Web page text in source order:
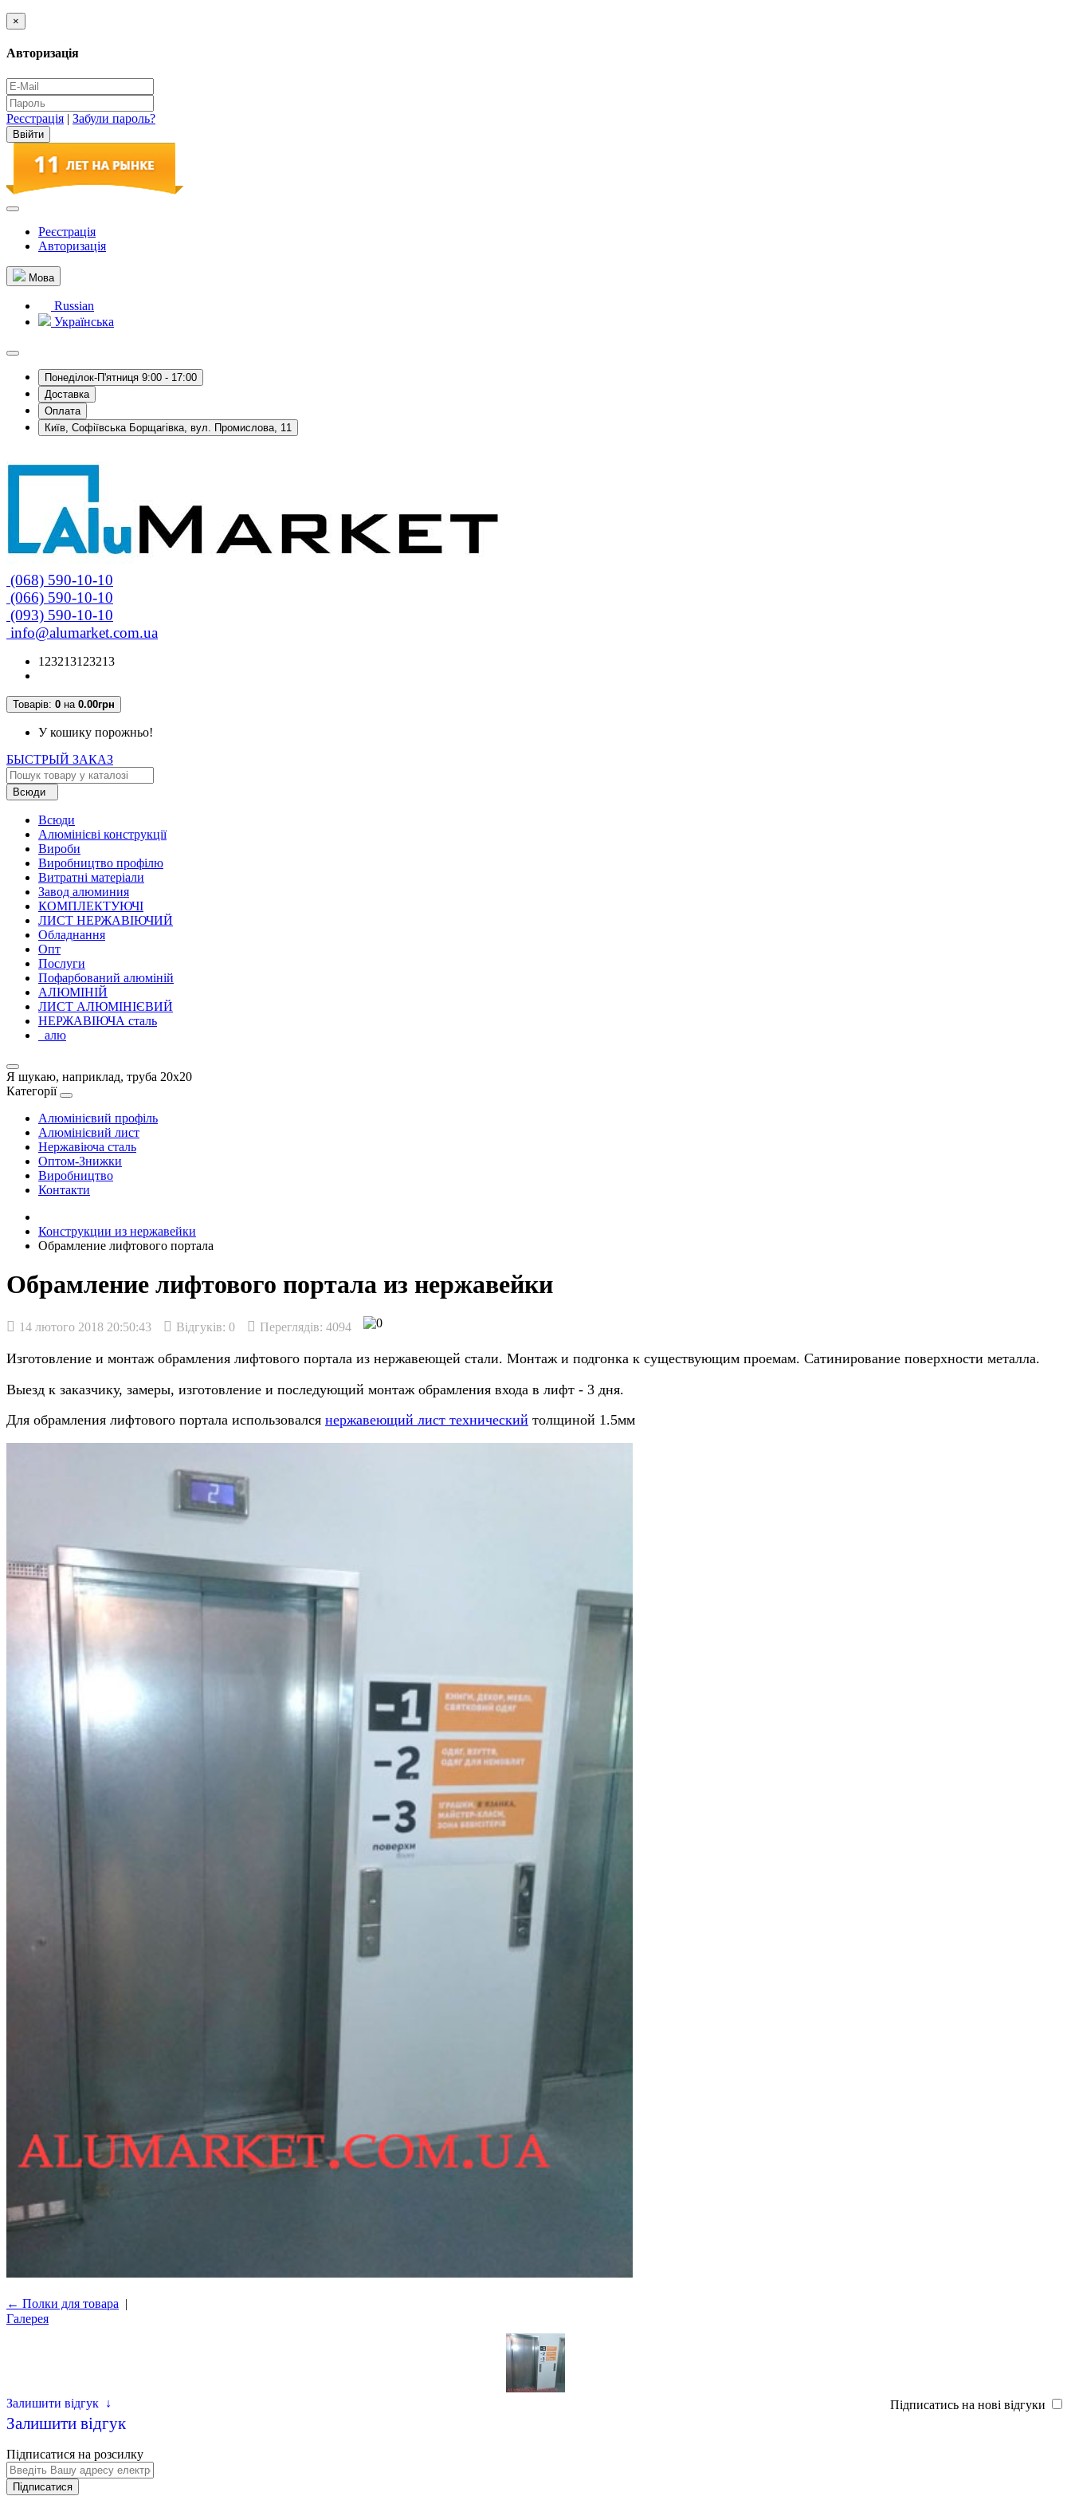
×
Авторизація
Реєстрація | Забули пароль?
Реєстрація
Авторизація
Мова
Russian
Українська
Понеділок-П'ятниця 9:00 - 17:00
Доставка
Оплата
Київ, Софіївська Борщагівка, вул. Промислова, 11
(068) 590-10-10
(066) 590-10-10
(093) 590-10-10
info@alumarket.com.ua
123213123213
Товарів: 0 на 0.00грн
У кошику порожньо!
БЫСТРЫЙ ЗАКАЗ
Всюди
Всюди
Алюмінієві конструкції
Вироби
Виробництво профілю
Витратні матеріали
Завод алюминия
КОМПЛЕКТУЮЧІ
ЛИСТ НЕРЖАВІЮЧИЙ
Обладнання
Опт
Послуги
Пофарбований алюміній
АЛЮМІНІЙ
ЛИСТ АЛЮМІНІЄВИЙ
НЕРЖАВІЮЧА сталь
_алю
Я шукаю, наприклад, труба 20х20
Категорії
Алюмінієвий профіль
Алюмінієвий лист
Нержавіюча сталь
Оптом-Знижки
Виробництво
Контакти
Конструкции из нержавейки
Обрамление лифтового портала
Обрамление лифтового портала из нержавейки
14 лютого 2018 20:50:43 Відгуків: 0 Переглядів: 4094
Изготовление и монтаж обрамления лифтового портала из нержавеющей стали. Монтаж и подгонка к существующим проемам. Сатинирование поверхности металла.
Выезд к заказчику, замеры, изготовление и последующий монтаж обрамления входа в лифт - 3 дня.
Для обрамления лифтового портала использовался нержавеющий лист технический толщиной 1.5мм
← Полки для товара |
Галерея
Підписатись на нові відгуки
Залишити відгук ↓
Залишити відгук
Підписатися на розсилку
Підписатися